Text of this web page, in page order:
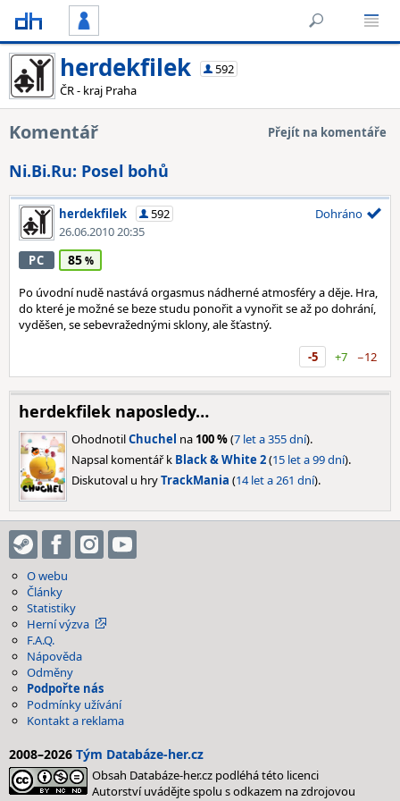
herdekfilek
592
ČR - kraj Praha
Komentář Přejít na komentáře
Ni.Bi.Ru: Posel bohů
herdekfilek
592
26.06.2010 20:35
Dohráno
PC 85
Po úvodní nudě nastává orgasmus nádherné atmosféry a děje. Hra,
do které je možné se beze studu ponořit a vynořit se až po dohrání,
vyděšen, se sebevražednými sklony, ale šťastný.
-5
+7 −12
herdekfilek naposledy…
OhodnotilChuchel na 100 %(7 let a 355 dní).
Napsal komentář k Black & White 2(15 let a 99 dní).
Diskutoval u hryTrackMania (14 let a 261 dní).
O webu
Články
Statistiky
Herní výzva
F.A.Q.
Nápověda
Odměny
Podpořte nás
Podmínky užívání
Kontakt a reklama
2008–2026 Tým Databáze-her.cz
Obsah Databáze-her.cz podléhá této licenci
Autorství uvádějte spolu s odkazem na zdrojovou